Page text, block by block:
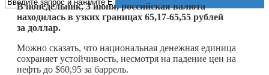
В понедельник, 3 июня, российская валюта
находилась в узких границах 65,17-65,55 рублей
за доллар.
Можно сказать, что национальная денежная единица
сохраняет устойчивость, несмотря на падение цен на
нефть до $60,95 за баррель.